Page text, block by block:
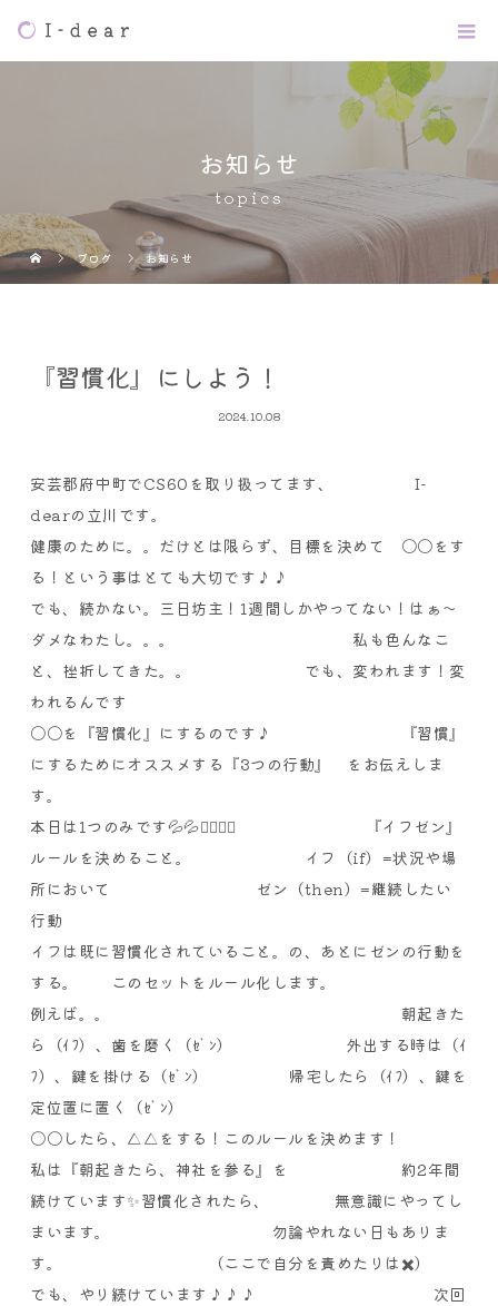
お知らせ
topics
ブログ お知らせ
『習慣化』にしよう！
2024.10.08
安芸郡府中町でCS60 を取り扱ってます、 I-
dearの立川です。
健康のために。。だけとは限らず、
目標を決めて 〇〇をす
る！という 事はとても大切です♪♪
でも、続かない。 三日坊主！1週間しかやってない！ はぁ〜
ダメなわたし。。。 私も色んなこ
と、挫折してきた。。 でも、変われます！変
われるんです
〇〇を『習慣化』にするのです♪
『習慣』
にするためにオススメする 『3つの行動』 をお伝えしま
す。
本日は1つのみです💦💦🙇‍♂️🙇‍♂️
『イフゼン』
ルールを決めること。
イフ（if）=状況や場
所において ゼン（then）=継続したい
行動
イフは既に習慣化されていること。 の、あとにゼンの行動を
する。
このセットをルール化します。
例えば。。 朝起きた
ら（ｲﾌ）、歯を磨く（ｾﾞﾝ） 外出する時は（ｲ
ﾌ）、鍵を掛ける（ｾﾞﾝ） 帰宅したら（ｲﾌ）、鍵を
定位置に置く（ｾﾞﾝ）
〇〇したら、△△をする！この ルールを決めます！
私は『朝起きたら、神社を参る』を 約2年間
続けています✨習慣化されたら、 無意識にやって し
まいます。 勿論やれない日もありま
す。 （ここで自分を責めたりは✖️）
でも、やり続けています♪♪♪ 次回